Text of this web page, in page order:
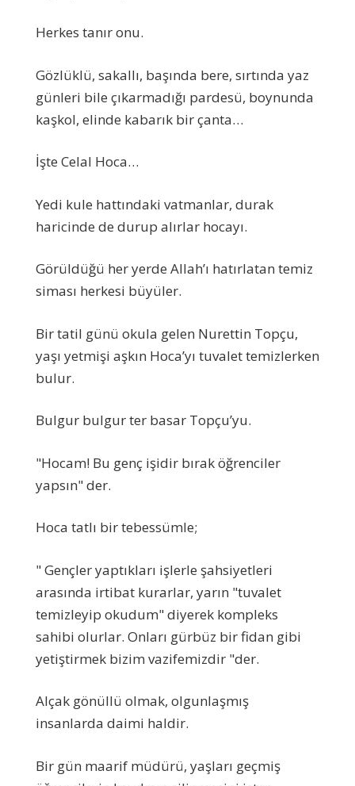
Herkes tanır onu.
Gözlüklü, sakallı, başında bere, sırtında yaz
günleri bile çıkarmadığı pardesü, boynunda
kaşkol, elinde kabarık bir çanta…
İşte Celal Hoca…
Yedi kule hattındaki vatmanlar, durak
haricinde de durup alırlar hocayı.
Görüldüğü her yerde Allah’ı hatırlatan temiz
siması herkesi büyüler.
Bir tatil günü okula gelen Nurettin Topçu,
yaşı yetmişi aşkın Hoca’yı tuvalet temizlerken
bulur.
Bulgur bulgur ter basar Topçu’yu.
"Hocam! Bu genç işidir bırak öğrenciler
yapsın" der.
Hoca tatlı bir tebessümle;
" Gençler yaptıkları işlerle şahsiyetleri
arasında irtibat kurarlar, yarın "tuvalet
temizleyip okudum" diyerek kompleks
sahibi olurlar. Onları gürbüz bir fidan gibi
yetiştirmek bizim vazifemizdir "der.
Alçak gönüllü olmak, olgunlaşmış
insanlarda daimi haldir.
Bir gün maarif müdürü, yaşları geçmiş